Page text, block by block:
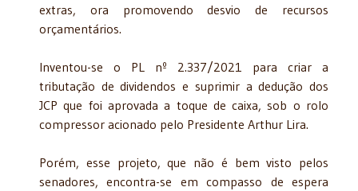
extras, ora promovendo desvio de recursos
orçamentários.
Inventou-se o PL nº 2.337/2021 para criar a
tributação de dividendos e suprimir a dedução dos
JCP que foi aprovada a toque de caixa, sob o rolo
compressor acionado pelo Presidente Arthur Lira.
Porém, esse projeto, que não é bem visto pelos
senadores, encontra-se em compasso de espera